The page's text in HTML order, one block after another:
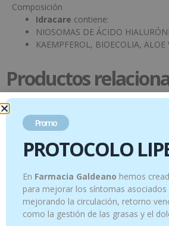
Composición
Idracare contiene:
NIOSOMAS DE ÁCIDO
KAEMPFEROL, BIOECOLIA, ALOE
Productos
Promo
PROTOCOLO
En Farmacia Galdeano hemos
para mejorar los síntomas asociados
mejorando la circulación, retorno
como la gestión de las grasas y el